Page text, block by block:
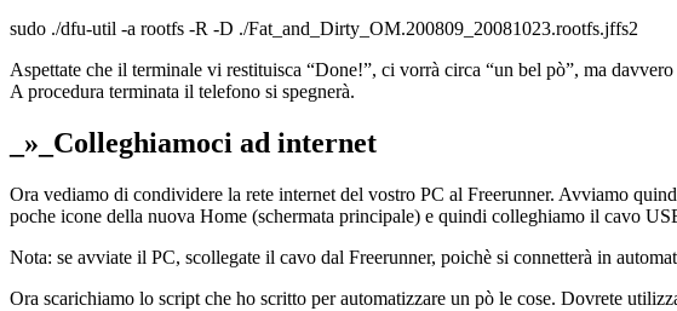
sudo ./dfu-util -a rootfs -R -D ./Fat_and_Dirty_OM.200809_20081023.rootfs.jffs2
Aspettate che il terminale vi restituisca “Done!”, ci vorrà circa “un bel pò”, ma
A procedura terminata il telefono si spegnerà.
_»_Colleghiamoci ad internet
Ora vediamo di condividere la rete internet del vostro PC al Freerunner. Avviamo
poche icone della nuova Home (schermata principale) e quindi colleghiamo il cavo
Nota: se avviate il PC, scollegate il cavo dal Freerunner, poichè si connetterà in
Ora scarichiamo lo script che ho scritto per automatizzare un pò le cose. Dovrete